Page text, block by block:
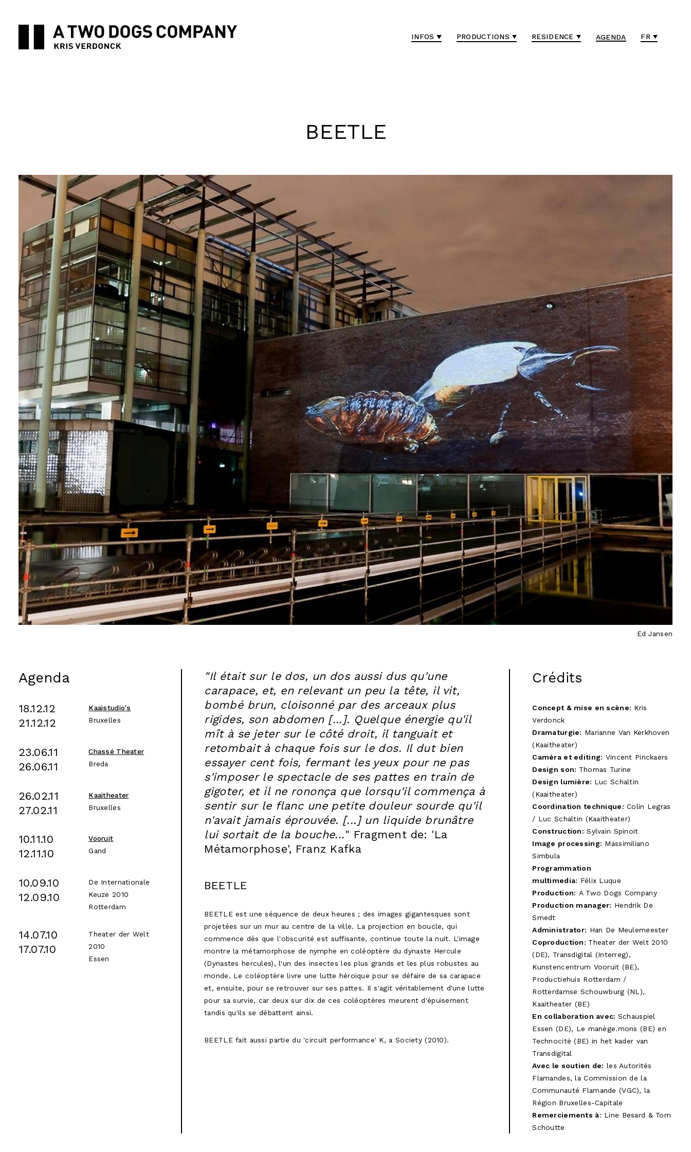
INFOS PRODUCTIONS RESIDENCE AGENDA FR
BEETLE
Ed Jansen
Agenda
18.12.12
21.12.12
Kaaistudio's
Bruxelles
23.06.11
26.06.11
Chassé Theater
Breda
26.02.11
27.02.11
Kaaitheater
Bruxelles
10.11.10
12.11.10
Vooruit
Gand
10.09.10
12.09.10
De Internationale
Keuze 2010
Rotterdam
14.07.10
17.07.10
Theater der Welt
2010
Essen
"Il était sur le dos, un dos aussi dus qu'une
carapace, et, en relevant un peu la tête, il vit,
bombé brun, cloisonné par des arceaux plus
rigides, son abdomen [...]. Quelque énergie qu'il
mît à se jeter sur le côté droit, il tanguait et
retombait à chaque fois sur le dos. Il dut bien
essayer cent fois, fermant les yeux pour ne pas
s'imposer le spectacle de ses pattes en train de
gigoter, et il ne rononça que lorsqu'il commença à
sentir sur le flanc une petite douleur sourde qu'il
n'avait jamais éprouvée. [...] un liquide brunâtre
lui sortait de la bouche..." Fragment de: 'La
Métamorphose', Franz Kafka
BEETLE
BEETLE est une séquence de deux heures ; des images gigantesques sont
projetées sur un mur au centre de la ville. La projection en boucle, qui
commence dès que l'obscurité est suffisante, continue toute la nuit. L'image
montre la métamorphose de nymphe en coléoptère du dynaste Hercule
(Dynastes hercules), l'un des insectes les plus grands et les plus robustes au
monde. Le coléoptère livre une lutte héroïque pour se défaire de sa carapace
et, ensuite, pour se retrouver sur ses pattes. Il s'agit véritablement d'une lutte
pour sa survie, car deux sur dix de ces coléoptères meurent d'épuisement
tandis qu'ils se débattent ainsi.
BEETLE fait aussi partie du 'circuit performance' K, a Society (2010).
Crédits
Concept & mise en scène: Kris
Verdonck
Dramaturgie: Marianne Van Kerkhoven
(Kaaitheater)
Caméra et editing: Vincent Pinckaers
Design son: Thomas Turine
Design lumière: Luc Schaltin
(Kaaitheater)
Coordination technique: Colin Legras
/ Luc Schaltin (Kaaitheater)
Construction: Sylvain Spinoit
Image processing: Massimiliano
Simbula
Programmation
multimedia: Félix Luque
Production: A Two Dogs Company
Production manager: Hendrik De
Smedt
Administrator: Han De Meulemeester
Coproduction: Theater der Welt 2010
(DE), Transdigital (Interreg),
Kunstencentrum Vooruit (BE),
Productiehuis Rotterdam /
Rotterdamse Schouwburg (NL),
Kaaitheater (BE)
En collaboration avec: Schauspiel
Essen (DE), Le manège.mons (BE) en
Technocité (BE) in het kader van
Transdigital
Avec le soutien de: les Autorités
Flamandes, la Commission de la
Communauté Flamande (VGC), la
Région Bruxelles-Capitale
Remerciements à: Line Besard & Tom
Schoutte